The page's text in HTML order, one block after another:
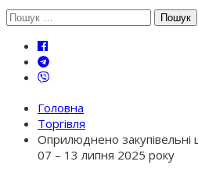
Шукати:
Головна
Торгівля
Оприлюднено закупівельні
07 – 13 липня 2025 року